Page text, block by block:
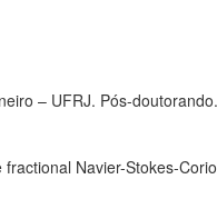
– UFRJ. Pós-doutorando.
Navier-Stokes-